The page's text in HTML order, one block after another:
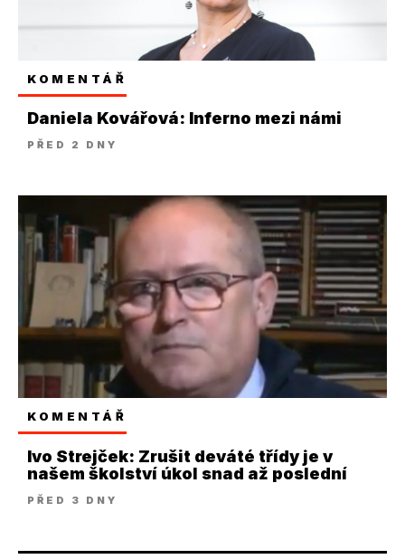
KOMENTÁŘ
Daniela Kovářová: Inferno mezi námi
PŘED 2 DNY
KOMENTÁŘ
Ivo Strejček: Zrušit deváté třídy je v
našem školství úkol snad až poslední
PŘED 3 DNY